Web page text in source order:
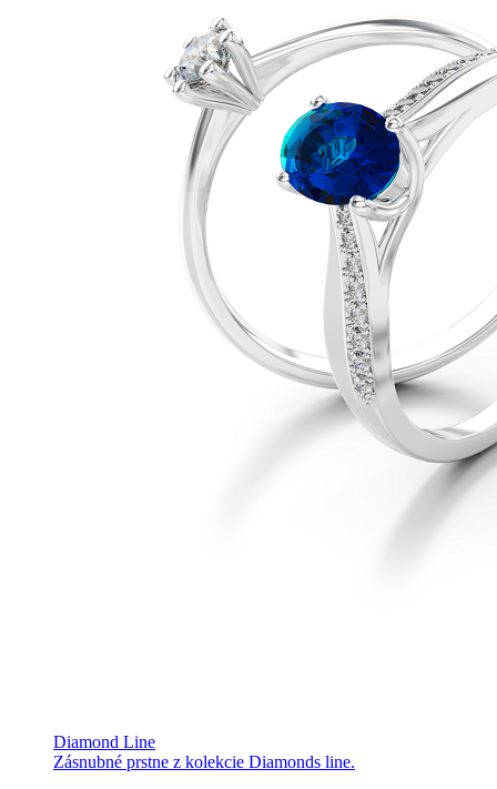
Diamond Line
Zásnubné prstne z kolekcie Diamonds line.